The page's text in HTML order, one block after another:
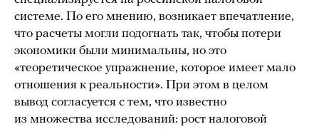
системе. По его мнению, возникает впечатление,
что расчеты могли подогнать так, чтобы потери
экономики были минимальны, но это
«теоретическое упражнение, которое имеет мало
отношения к реальности». При этом в целом
вывод согласуется с тем, что известно
из множества исследований: рост налоговой